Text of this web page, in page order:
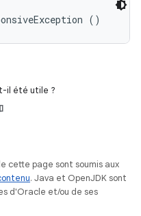
()
il été utile ?
cette page sont soumis aux
. Java et OpenJDK sont
d'Oracle et/ou de ses